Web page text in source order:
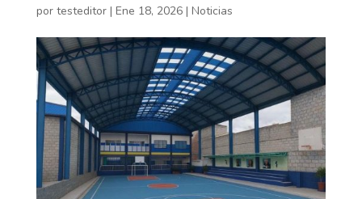
por testeditor| Ene 18, 2026| Noticias